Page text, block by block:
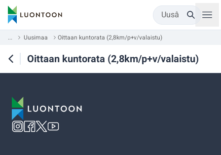
Uusâ
... Uusimaa Oittaan kuntorata (2,8km/p+v/valaistu)
Oittaan kuntorata (2,8km/p+v/valaistu)